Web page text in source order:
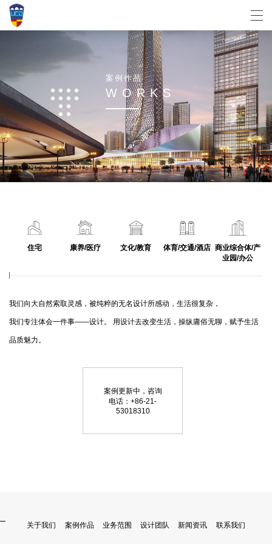
案 例 作品
W ORKS
住宅 康养/医疗 文化/教育 体育/交通/酒店 商业综合体/产
业园/办公
我们向大自然索取灵感，被纯粹的无名设计所感动，生活很复杂，
我们专注体会一件事——设计。 用设计去改变生活，操纵庸俗无聊，赋予生活
品质魅力。
案例更新中，咨询
电话：+86-21-
53018310
关于我们 案例作品 业务范围 设计团队 新闻资讯 联系我们